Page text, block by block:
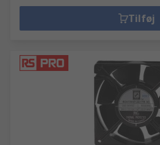
Tilføj